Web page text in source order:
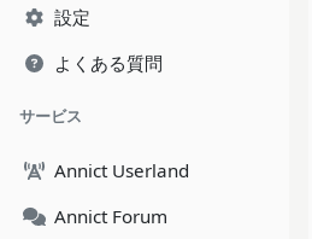
設定
よくある質問
サービス
Annict Userland
Annict Forum